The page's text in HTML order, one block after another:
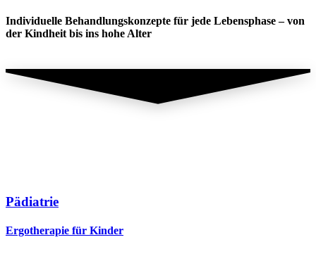
Individuelle Behandlungskonzepte für jede Lebensphase – von
der Kindheit bis ins hohe Alter
Pädiatrie
Ergotherapie für Kinder